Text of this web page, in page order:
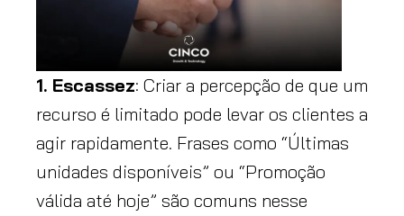
1. Escassez: Criar a percepção de que um
recurso é limitado pode levar os clientes a
agir rapidamente. Frases como “Últimas
unidades disponíveis” ou “Promoção
válida até hoje” são comuns nesse